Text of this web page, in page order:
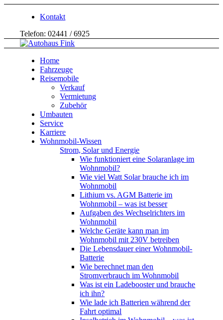
Kontakt
Telefon: 02441 / 6925
Home
Fahrzeuge
Reisemobile
Verkauf
Vermietung
Zubehör
Umbauten
Service
Karriere
Wohnmobil-Wissen
Strom, Solar und Energie
Wie funktioniert eine Solaranlage im
Wohnmobil?
Wie viel Watt Solar brauche ich im
Wohnmobil
Lithium vs. AGM Batterie im
Wohnmobil – was ist besser
Aufgaben des Wechselrichters im
Wohnmobil
Welche Geräte kann man im
Wohnmobil mit 230V betreiben
Die Lebensdauer einer Wohnmobil-
Batterie
Wie berechnet man den
Stromverbrauch im Wohnmobil
Was ist ein Ladebooster und brauche
ich ihn?
Wie lade ich Batterien während der
Fahrt optimal